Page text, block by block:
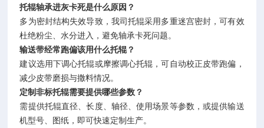
托辊轴承进灰卡死是什么原因？
多为密封结构失效导致，我司托辊采用多重迷宫密封，可有效
杜绝粉尘、水分进入，避免轴承卡死问题。
输送带经常跑偏该用什么托辊？
建议选用下调心托辊或摩擦调心托辊，可自动校正皮带跑偏，
减少皮带磨损与撒料情况。
定制非标托辊需要提供哪些参数？
需提供托辊直径、长度、轴径、使用场景等参数，或提供输送
机型号、图纸，即可快速定制生产。